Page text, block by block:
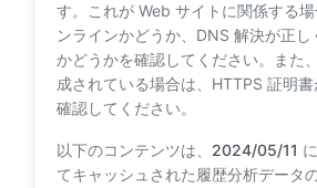
す。これが Web サイトに関係する
ンラインかどうか、DNS 解決が正し
かどうかを確認してください。また
成されている場合は、HTTPS 証明
確認してください。
以下のコンテンツは、 2024/05/11
てキャッシュされた履歴分析データ